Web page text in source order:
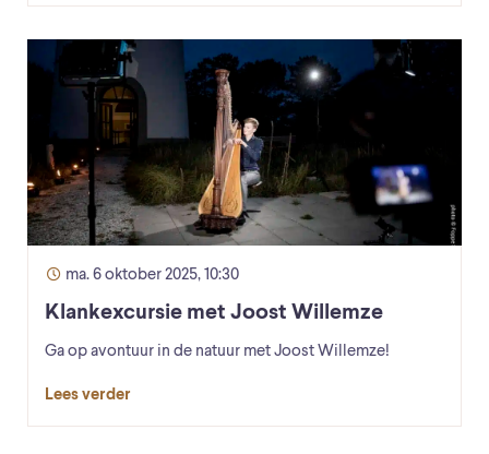
ma. 6 oktober 2025, 10:30
Klankexcursie met Joost Willemze
Ga op avontuur in de natuur met Joost Willemze!
Lees verder